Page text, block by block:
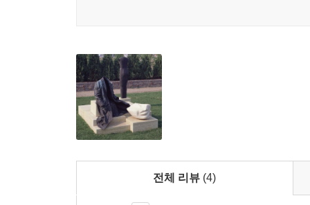
사람들은 더욱 활기를 띠게 된다.
이와 같이 역설의 구조로 풀이되는 자본주의의
달라지지 않는다. 저자는 자본주의가 불평등을 근
박탈당하지 않아야 한다는 결코 무시할 수 없는 역
역설을 관통할 때, 우리는 새로운 균형을 찾을 수
그렇다면 생각했던 방향으로 흘러가지 않는 우
적과 공존하며 살 수 있을까. 저자는 역설의 핵심
전체 리뷰 (4)